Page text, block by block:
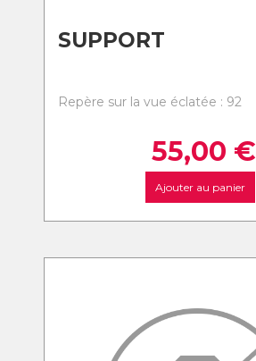
SUPPORT
Repère sur la vue éclatée : 92
55,00 €
Ajouter au panier